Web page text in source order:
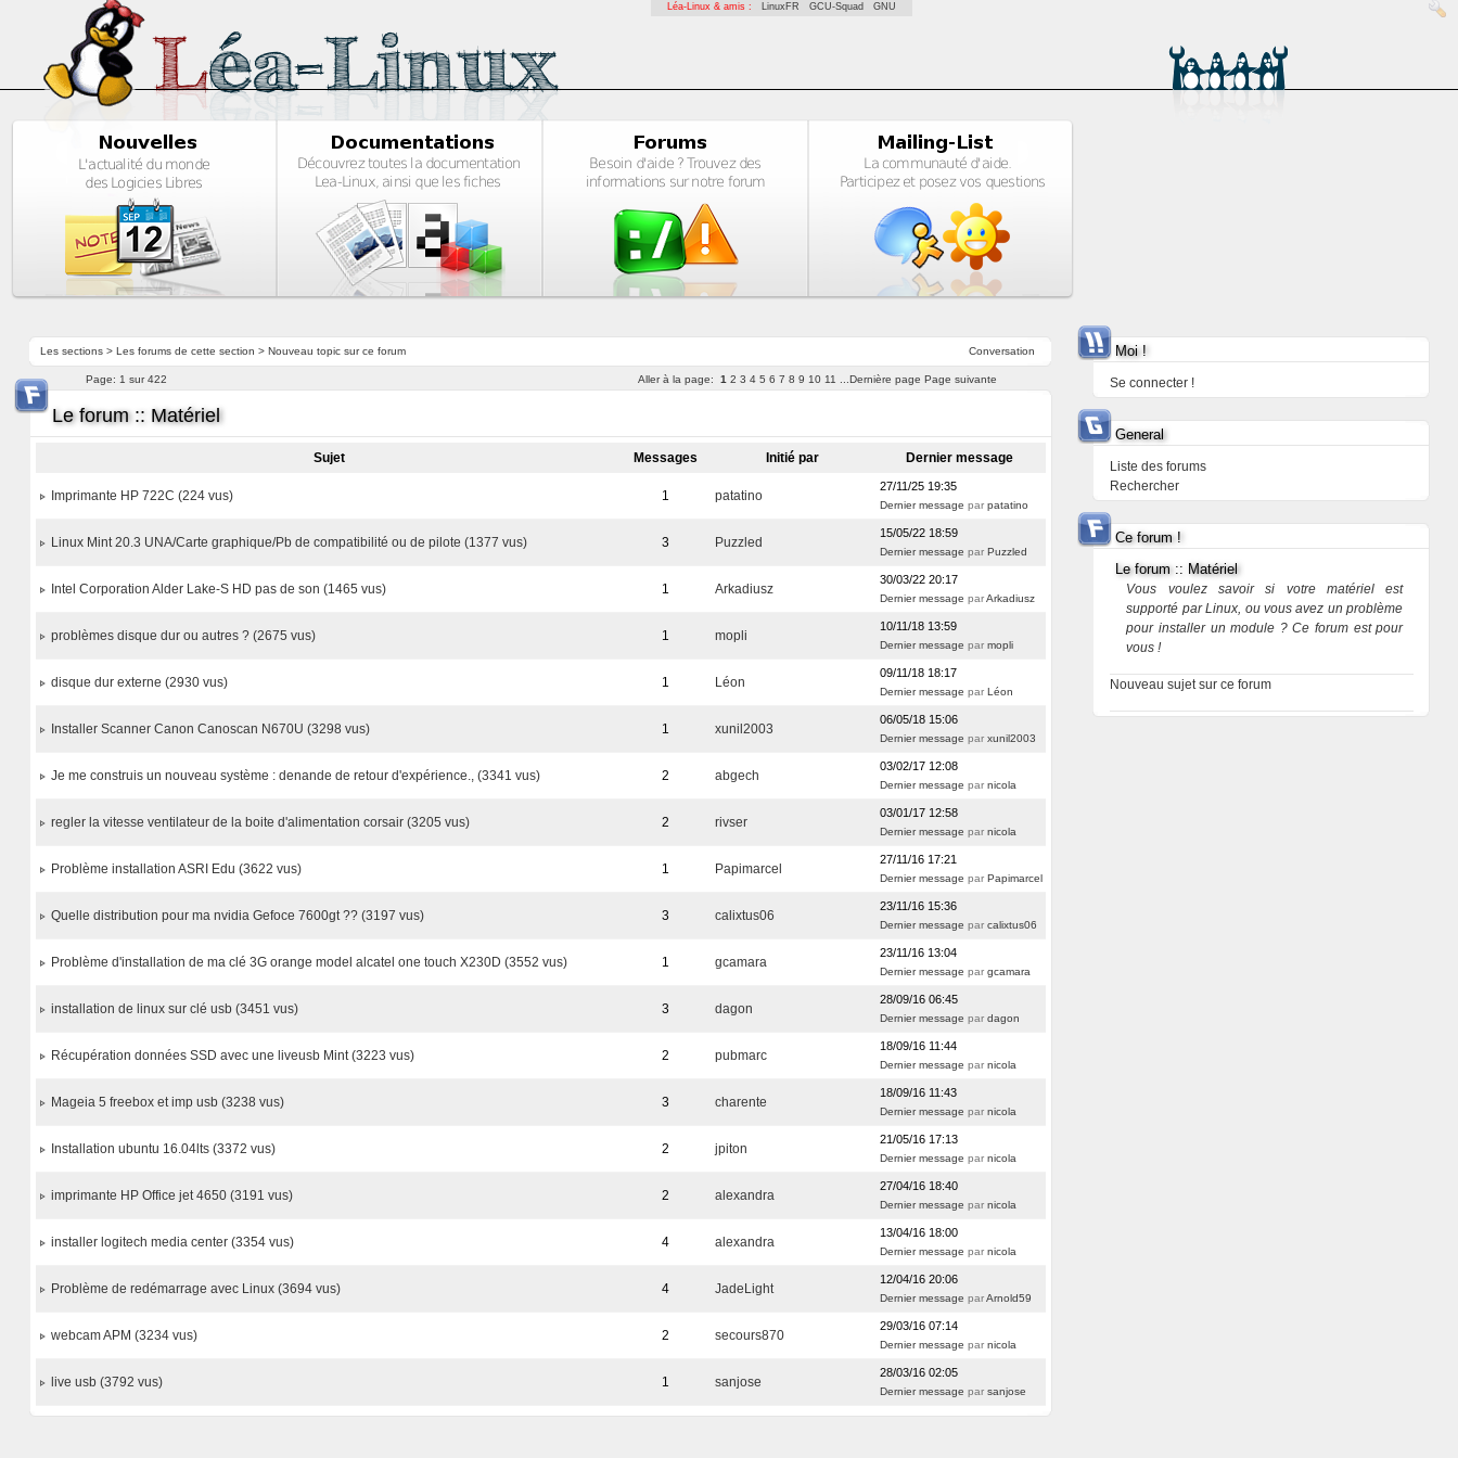
Léa-Linux & amis : LinuxFR GCU-Squad GNU
Conversation
Les sections> Les forums de cette section > Nouveau topic sur ce forum
Aller à la page: 1 2 3 4 5 6 7 8 9 10 11 ...Dernière page Page suivante
Page: 1 sur 422
Le forum :: Matériel
Sujet Messages Initié par Dernier message
Imprimante HP 722C (224 vus) 1 patatino
27/11/25 19:35
Dernier message parpatatino
Linux Mint 20.3 UNA/Carte graphique/Pb de compatibilité ou de pilote (1377 vus) 3 Puzzled
15/05/22 18:59
Dernier message parPuzzled
Intel Corporation Alder Lake-S HD pas de son (1465 vus) 1 Arkadiusz
30/03/22 20:17
Dernier message parArkadiusz
problèmes disque dur ou autres ? (2675 vus) 1 mopli
10/11/18 13:59
Dernier message parmopli
disque dur externe (2930 vus) 1 Léon
09/11/18 18:17
Dernier message parLéon
Installer Scanner Canon Canoscan N670U (3298 vus) 1 xunil2003
06/05/18 15:06
Dernier message parxunil2003
Je me construis un nouveau système : denande de retour d'expérience., (3341 vus) 2 abgech
03/02/17 12:08
Dernier message parnicola
regler la vitesse ventilateur de la boite d'alimentation corsair (3205 vus) 2 rivser
03/01/17 12:58
Dernier message parnicola
Problème installation ASRI Edu (3622 vus) 1 Papimarcel
27/11/16 17:21
Dernier message parPapimarcel
Quelle distribution pour ma nvidia Gefoce 7600gt ?? (3197 vus) 3 calixtus06
23/11/16 15:36
Dernier message parcalixtus06
Problème d'installation de ma clé 3G orange model alcatel one touch X230D (3552 vus) 1 gcamara
23/11/16 13:04
Dernier message pargcamara
installation de linux sur clé usb (3451 vus) 3 dagon
28/09/16 06:45
Dernier message pardagon
Récupération données SSD avec une liveusb Mint (3223 vus) 2 pubmarc
18/09/16 11:44
Dernier message parnicola
Mageia 5 freebox et imp usb (3238 vus) 3 charente
18/09/16 11:43
Dernier message parnicola
Installation ubuntu 16.04lts (3372 vus) 2 jpiton
21/05/16 17:13
Dernier message parnicola
imprimante HP Office jet 4650 (3191 vus) 2 alexandra
27/04/16 18:40
Dernier message parnicola
installer logitech media center (3354 vus) 4 alexandra
13/04/16 18:00
Dernier message parnicola
Problème de redémarrage avec Linux (3694 vus) 4 JadeLight
12/04/16 20:06
Dernier message parArnold59
webcam APM (3234 vus) 2 secours870
29/03/16 07:14
Dernier message parnicola
live usb (3792 vus) 1 sanjose
28/03/16 02:05
Dernier message parsanjose
Moi !
Se connecter !
General
Liste des forums
Rechercher
Ce forum !
Le forum :: Matériel
Vous voulez savoir si votre matériel est
supporté par Linux, ou vous avez un problème
pour installer un module ? Ce forum est pour
vous !
Nouveau sujet sur ce forum